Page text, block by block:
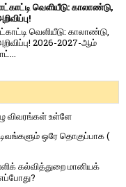
வெளியீடு: காலாண்டு,
வெளியீடு: காலாண்டு,
2026-2027-ஆம்
விவரங்கள் உள்ளே
ஒரே தொகுப்பாக (
கல்வித்துறை மானியக்